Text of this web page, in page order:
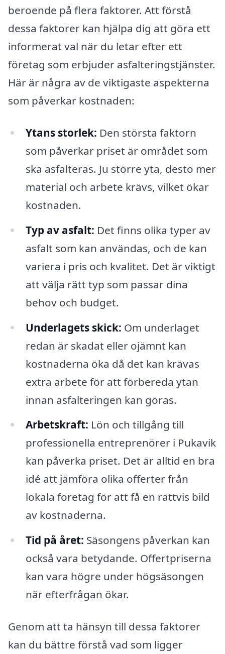
beroende på flera faktorer. Att förstå
dessa faktorer kan hjälpa dig att göra ett
informerat val när du letar efter ett
företag som erbjuder asfalteringstjänster.
Här är några av de viktigaste aspekterna
som påverkar kostnaden:
Ytans storlek: Den största faktorn
som påverkar priset är området som
ska asfalteras. Ju större yta, desto mer
material och arbete krävs, vilket ökar
kostnaden.
Typ av asfalt: Det finns olika typer av
asfalt som kan användas, och de kan
variera i pris och kvalitet. Det är viktigt
att välja rätt typ som passar dina
behov och budget.
Underlagets skick: Om underlaget
redan är skadat eller ojämnt kan
kostnaderna öka då det kan krävas
extra arbete för att förbereda ytan
innan asfalteringen kan göras.
Arbetskraft: Lön och tillgång till
professionella entreprenörer i Pukavik
kan påverka priset. Det är alltid en bra
idé att jämföra olika offerter från
lokala företag för att få en rättvis bild
av kostnaderna.
Tid på året: Säsongens påverkan kan
också vara betydande. Offertpriserna
kan vara högre under högsäsongen
när efterfrågan ökar.
Genom att ta hänsyn till dessa faktorer
kan du bättre förstå vad som ligger